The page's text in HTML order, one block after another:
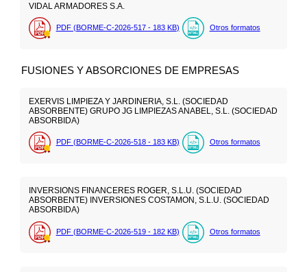
VIDAL ARMADORES S.A.
PDF (BORME-C-2026-517 - 183 KB) Otros formatos
FUSIONES Y ABSORCIONES DE EMPRESAS
EXERVIS LIMPIEZA Y JARDINERIA, S.L. (SOCIEDAD
ABSORBENTE) GRUPO JG LIMPIEZAS ANABEL, S.L. (SOCIEDAD
ABSORBIDA)
PDF (BORME-C-2026-518 - 183 KB) Otros formatos
INVERSIONS FINANCERES ROGER, S.L.U. (SOCIEDAD
ABSORBENTE) INVERSIONES COSTAMON, S.L.U. (SOCIEDAD
ABSORBIDA)
PDF (BORME-C-2026-519 - 182 KB) Otros formatos